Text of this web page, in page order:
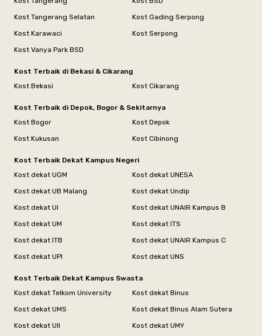
Kost Tangerang Selatan
Kost Gading Serpong
Kost Karawaci
Kost Serpong
Kost Vanya Park BSD
Kost Terbaik di Bekasi & Cikarang
Kost Bekasi
Kost Cikarang
Kost Terbaik di Depok, Bogor & Sekitarnya
Kost Bogor
Kost Depok
Kost Kukusan
Kost Cibinong
Kost Terbaik Dekat Kampus Negeri
Kost dekat UGM
Kost dekat UNESA
Kost dekat UB Malang
Kost dekat Undip
Kost dekat UI
Kost dekat UNAIR Kampus B
Kost dekat UM
Kost dekat ITS
Kost dekat ITB
Kost dekat UNAIR Kampus C
Kost dekat UPI
Kost dekat UNS
Kost Terbaik Dekat Kampus Swasta
Kost dekat Telkom University
Kost dekat Binus
Kost dekat UMS
Kost dekat Binus Alam Sutera
Kost dekat UII
Kost dekat UMY